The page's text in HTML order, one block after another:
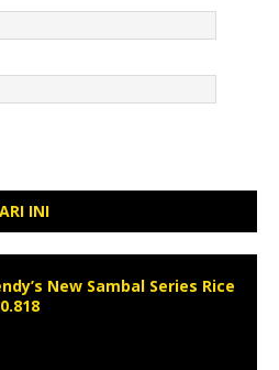
INI
New Sambal Series Rice